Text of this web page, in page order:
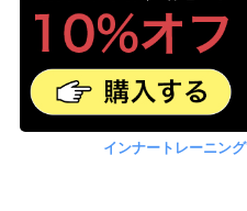
インナートレーニン